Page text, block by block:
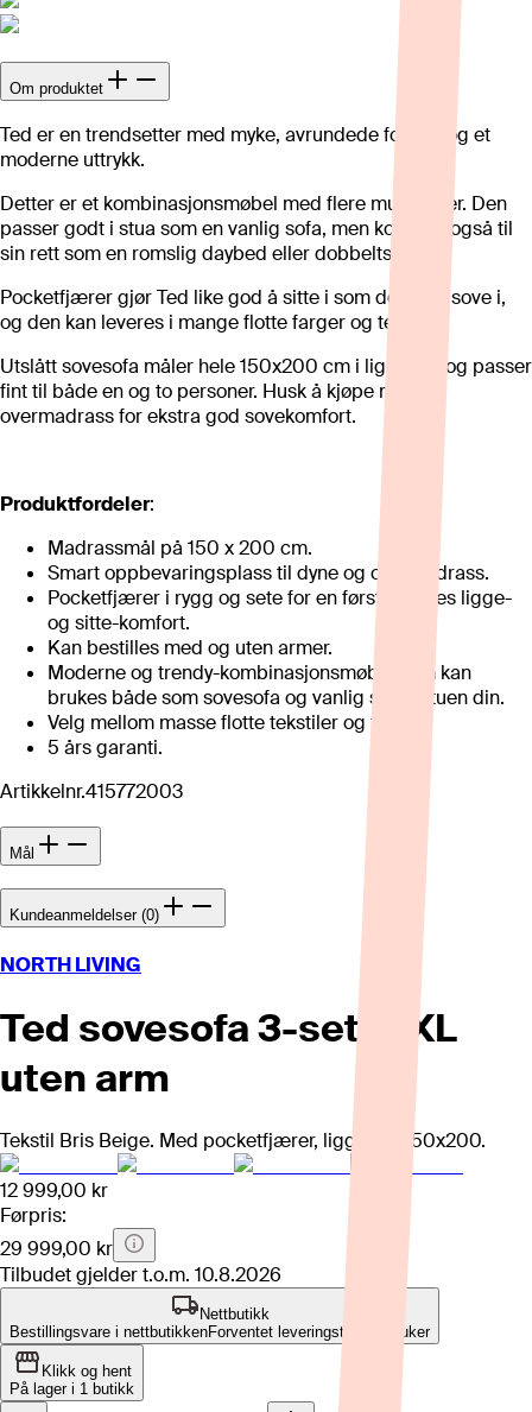
Om produktet
Ted er en trendsetter med myke, avrundede former og et
moderne uttrykk.
Detter er et kombinasjonsmøbel med flere muligheter. Den
passer godt i stua som en vanlig sofa, men kommer også til
sin rett som en romslig daybed eller dobbeltseng.
Pocketfjærer gjør Ted like god å sitte i som den er å sove i,
og den kan leveres i mange flotte farger og tekstiler.
Utslått sovesofa måler hele 150x200 cm i liggemål og passer
fint til både en og to personer. Husk å kjøpe med en
overmadrass for ekstra god sovekomfort.
Produktfordeler:
Madrassmål på 150 x 200 cm.
Smart oppbevaringsplass til dyne og overmadrass.
Pocketfjærer i rygg og sete for en førsteklasses ligge-
og sitte-komfort.
Kan bestilles med og uten armer.
Moderne og trendy-kombinasjonsmøbel som kan
brukes både som sovesofa og vanlig sofa i stuen din.
Velg mellom masse flotte tekstiler og farger.
5 års garanti.
Artikkelnr.415772003
Mål
Kundeanmeldelser (0)
NORTH LIVING
Ted sovesofa 3-seter XL
uten arm
Tekstil Bris Beige. Med pocketfjærer, liggemål 150x200.
12 999,00 kr
Førpris:
29 999,00 kr
Tilbudet gjelder t.o.m. 10.8.2026
Nettbutikk
Bestillingsvare i nettbutikkenForventet leveringstid: 8-12 uker
Klikk og hent
På lager i 1 butikk